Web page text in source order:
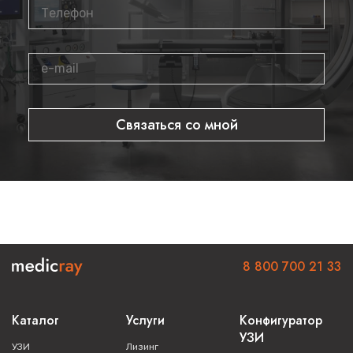
Связаться со мной
Каталог
УЗИ
Услуги
Лизинг
Конфигуратор
УЗИ
8 800 700 21 33